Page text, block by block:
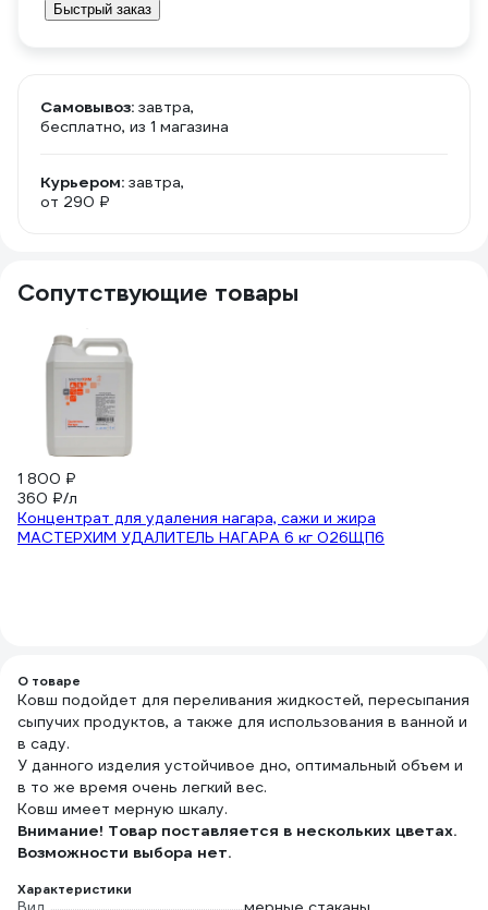
Быстрый заказ
Самовывоз: завтра,
бесплатно, из 1 магазина
Курьером: завтра,
от 290 ₽
Сопутствующие товары
1 800 ₽
360 ₽/л
Концентрат для удаления нагара, сажи и жира
МАСТЕРХИМ УДАЛИТЕЛЬ НАГАРА 6 кг 026ЩП6
О товаре
Ковш подойдет для переливания жидкостей, пересыпания
сыпучих продуктов, а также для использования в ванной и
в саду.
У данного изделия устойчивое дно, оптимальный объем и
в то же время очень легкий вес.
Ковш имеет мерную шкалу.
Внимание! Товар поставляется в нескольких цветах.
Возможности выбора нет.
Характеристики